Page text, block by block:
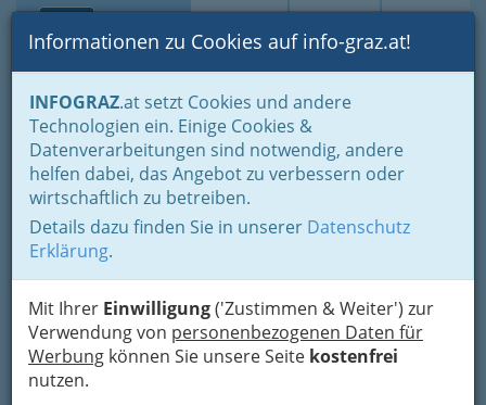
Suche Login Toggle
Informationen zu Cookies auf info-graz.at!
INFOGRAZ.at setzt Cookies und andere
Technologien ein. Einige Cookies &
Datenverarbeitungen sind notwendig, andere
helfen dabei, das Angebot zu verbessern oder
wirtschaftlich zu betreiben.
Details dazu finden Sie in unserer Datenschutz
Erklärung.
Mit Ihrer Einwilligung('Zustimmen & Weiter') zur
Verwendung von personenbezogenen Daten für
Werbung können Sie unsere Seite kostenfrei
nutzen.
Home Lebens-Guide
Aus- & Weiterbildung
Lernberater Graz und Umgebung
Elke Sopouch-Puschner
Föhrenweg 3, 8600 Bruck
+43 680 126 1713
Karte
Adresse mit Google Maps anschauen